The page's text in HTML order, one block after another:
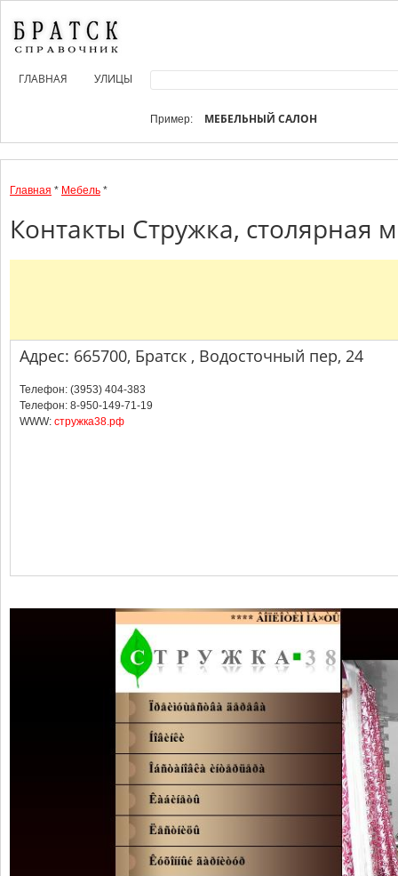
ГЛАВНАЯ УЛИЦЫ
Пример: МЕБЕЛЬНЫЙ САЛОН
Главная * Мебель *
Контакты Стружка, столярная
Адрес: 665700, Братск , Водосточный пер, 24
Телефон: (3953) 404-383
Телефон: 8-950-149-71-19
WWW: стружка38.рф